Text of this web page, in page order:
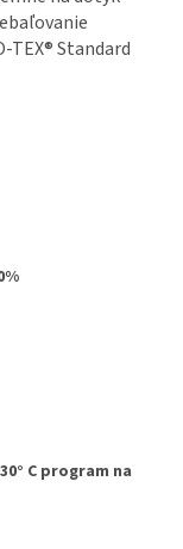
Standard
C program na